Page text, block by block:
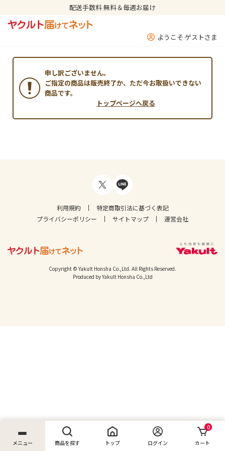
配送手数料 無料＆毎週お届け
ようこそ ゲストさま
メニュー 商品を探す トップ ログイン
0
カート
申し訳ございません。
ご指定の商品は販売終了か、ただ今お取扱いできない
商品です。
トップページへ戻る
利用規約
特定商取引法に基づく表記
プライバシーポリシー
サイトマップ 運営会社
Copyright © Yakult Honsha Co.,Ltd. All Rights Reserved.
Produced by Yakult Honsha Co.,Ltd